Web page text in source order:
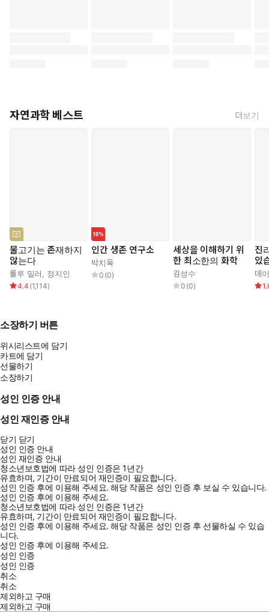
자연과학 베스트 더보기
물고기는 존재하지
않는다
룰루 밀러 정지인
4.4 (1,114)
인간 생존 연구소
박치욱
0 (0)
세상을 이해하기 위
한 최소한의 화학
김성수
0 (0)
진
있
데
소장하기 버튼
위시리스트에 담기
카트에 담기
선물하기
소장하기
성인 인증 안내
성인 재인증 안내
닫기 닫기
성인 인증 안내
성인 재인증 안내
청소년보호법에 따라 성인 인증은 1년간
유효하며, 기간이 만료되어 재인증이 필요합니다.
성인 인증 후에 이용해 주세요.해당 작품은 성인 인증 후 보실 수 있습니다.
성인 인증 후에 이용해 주세요.
청소년보호법에 따라 성인 인증은 1년간
유효하며, 기간이 만료되어 재인증이 필요합니다.
성인 인증 후에 이용해 주세요.해당 작품은 성인 인증 후 선물하실 수 있습
니다.
성인 인증 후에 이용해 주세요.
성인 인증
성인 인증
취소
취소
제외하고 구매
제외하고 구매